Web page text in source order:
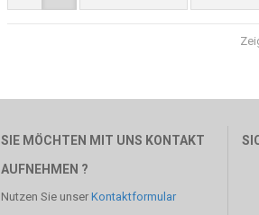
SIE MÖCHTEN MIT UNS KONTAKT
AUFNEHMEN ?
Nutzen Sie unser Kontaktformular